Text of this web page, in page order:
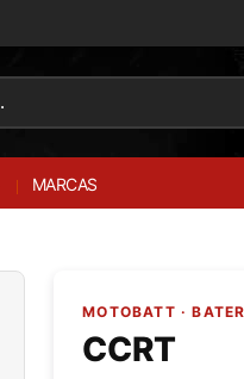
MARCAS
MOTOBATT ·
CCRT